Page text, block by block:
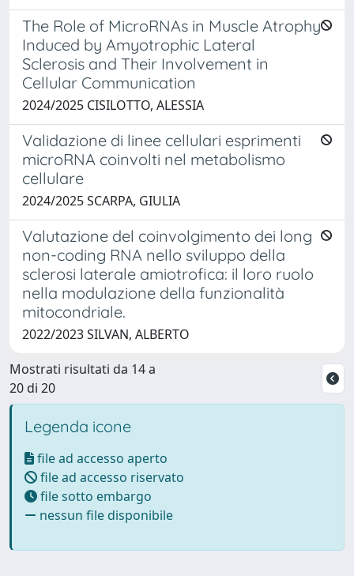
The Role of MicroRNAs in Muscle Atrophy
Induced by Amyotrophic Lateral
Sclerosis and Their Involvement in
Cellular Communication
2024/2025 CISILOTTO, ALESSIA
Validazione di linee cellulari esprimenti
microRNA coinvolti nel metabolismo
cellulare
2024/2025 SCARPA, GIULIA
Valutazione del coinvolgimento dei long
non-coding RNA nello sviluppo della
sclerosi laterale amiotrofica: il loro ruolo
nella modulazione della funzionalità
mitocondriale.
2022/2023 SILVAN, ALBERTO
Mostrati risultati da 14 a
20 di 20
Legenda icone
file ad accesso aperto
file ad accesso riservato
file sotto embargo
nessun file disponibile